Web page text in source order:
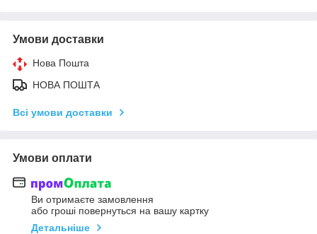
Умови доставки
Нова Пошта
НОВА ПОШТА
Всі умови доставки
Умови оплати
Ви отримаєте замовлення
або гроші повернуться на вашу картку
Детальніше